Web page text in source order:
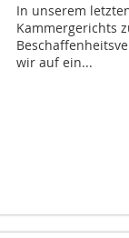
In unserem
Kammergerichts
wir auf ein...